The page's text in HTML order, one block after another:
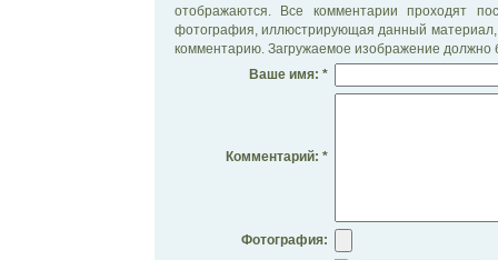
отображаются. Все комментарии проходят
фотография, иллюстрирующая данный материал,
комментарию. Загружаемое изображение должно
Ваше имя: *
Комментарий: *
Фотография: